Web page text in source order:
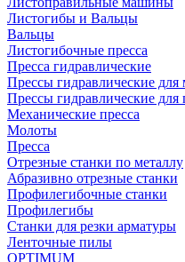
Листогибы и Вальцы
Вальцы
Листогибочные пресса
Пресса гидравлические
Прессы гидравлические для
Прессы гидравлические для
Механические пресса
Молоты
Пресса
Отрезные станки по металлу
Абразивно отрезные станки
Профилегибочные станки
Профилегибы
Станки для резки арматуры
Ленточные пилы
OPTIMUM